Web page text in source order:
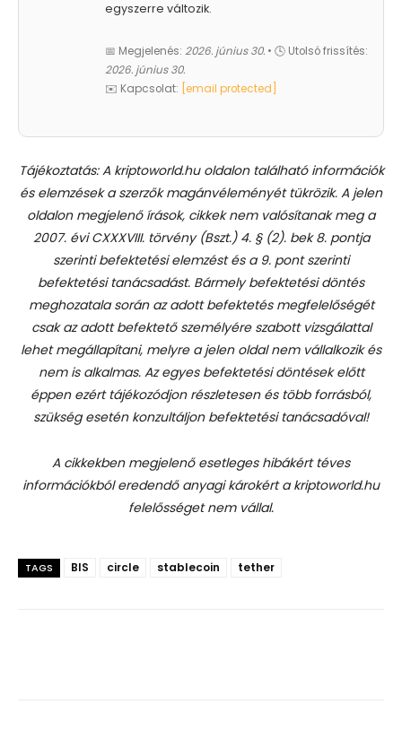
egyszerre változik.
📅 Megjelenés: 2026. június 30. • 🕓 Utolsó frissítés:
2026. június 30.
✉️ Kapcsolat:
[email protected]
Tájékoztatás: A kriptoworld.hu oldalon található információk
és elemzések a szerzők magánvéleményét tükrözik. A jelen
oldalon megjelenő írások, cikkek nem valósítanak meg a
2007. évi CXXXVIII. törvény (Bszt.) 4. § (2). bek 8. pontja
szerinti befektetési elemzést és a 9. pont szerinti
befektetési tanácsadást. Bármely befektetési döntés
meghozatala során az adott befektetés megfelelőségét
csak az adott befektető személyére szabott vizsgálattal
lehet megállapítani, melyre a jelen oldal nem vállalkozik és
nem is alkalmas. Az egyes befektetési döntések előtt
éppen ezért tájékozódjon részletesen és több forrásból,
szükség esetén konzultáljon befektetési tanácsadóval!
A cikkekben megjelenő esetleges hibákért téves
információkból eredendő anyagi károkért a kriptoworld.hu
felelősséget nem vállal.
TAGS BIS circle stablecoin tether